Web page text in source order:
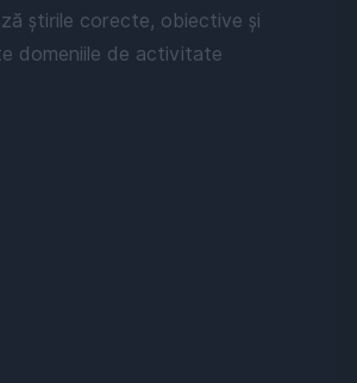
știrile corecte, obiective și
domeniile de activitate